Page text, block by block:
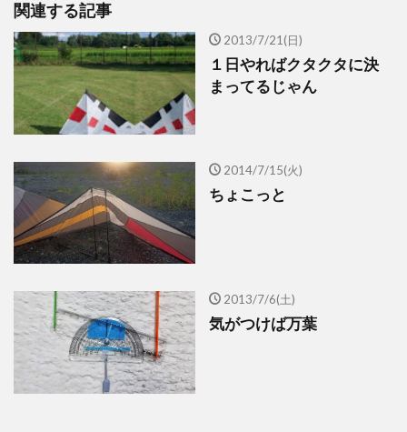
関連する記事
2013/7/21(日)
１日やればクタクタに決
まってるじゃん
2014/7/15(火)
ちょこっと
2013/7/6(土)
気がつけば万葉